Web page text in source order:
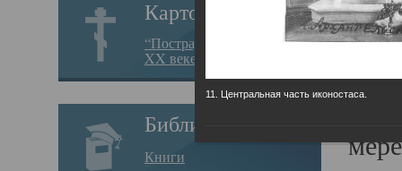
Картотека
“Пострадавшие за веру в
XX веке на Севере”
Библиотека
Книги
11. Центральная часть иконостаса.